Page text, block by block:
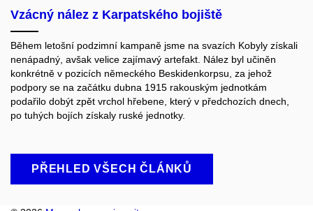
Vzácný nález z Karpatského bojiště
Během letošní podzimní kampaně jsme na svazích Kobyly získali
nenápadný, avšak velice zajímavý artefakt. Nález byl učiněn
konkrétně v pozicích německého Beskidenkorpsu, za jehož
podpory se na začátku dubna 1915 rakouským jednotkám
podařilo dobýt zpět vrchol hřebene, který v předchozích dnech,
po tuhých bojích získaly ruské jednotky.
PŘEHLED VŠECH ČLÁNKŮ